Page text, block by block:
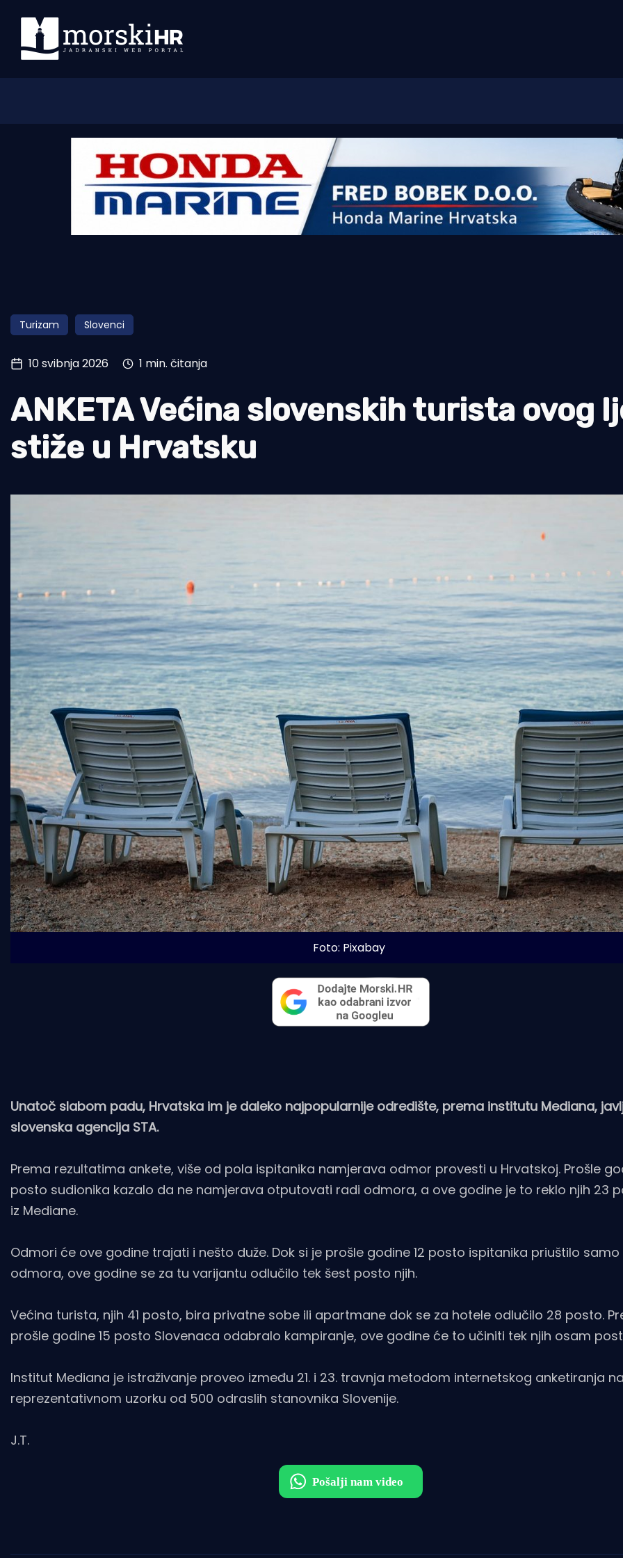
Morski plus
Pomorstvo
Ribolov
Tradicija i kultura
Turizam Slovenci
10 svibnja 2026 1 min. čitanja
ANKETA Većina slovenskih turista ovog
stiže u Hrvatsku
Foto: Pixabay
Unatoč slabom padu, Hrvatska im je daleko najpopularnije odredište, prema institutu Mediana,
slovenska agencija STA.
Prema rezultatima ankete, više od pola ispitanika namjerava odmor provesti u Hrvatskoj. Prošle
posto sudionika kazalo da ne namjerava otputovati radi odmora, a ove godine je to reklo njih 23
iz Mediane.
Odmori će ove godine trajati i nešto duže. Dok si je prošle godine 12 posto ispitanika priuštilo
odmora, ove godine se za tu varijantu odlučilo tek šest posto njih.
Većina turista, njih 41 posto, bira privatne sobe ili apartmane dok se za hotele odlučilo 28 posto.
prošle godine 15 posto Slovenaca odabralo kampiranje, ove godine će to učiniti tek njih osam
Institut Mediana je istraživanje proveo između 21. i 23. travnja metodom internetskog anketiranja
reprezentativnom uzorku od 500 odraslih stanovnika Slovenije.
J.T.